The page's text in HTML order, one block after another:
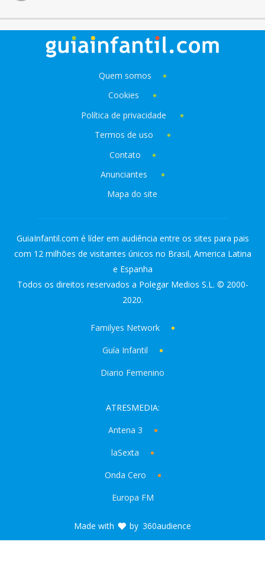
Quem somos
Cookies
Política de privacidade
Termos de uso
Contato
Anunciantes
Mapa do site
GuiaInfantil.com é líder em audiência entre os sites para pais
com 12 milhões de visitantes únicos no Brasil, America Latina
e Espanha
Todos os direitos reservados a Polegar Medios S.L. © 2000-
2020.
Familyes Network
Guía Infantil
Diario Femenino
ATRESMEDIA:
Antena 3
laSexta
Onda Cero
Europa FM
Made with by 360audience